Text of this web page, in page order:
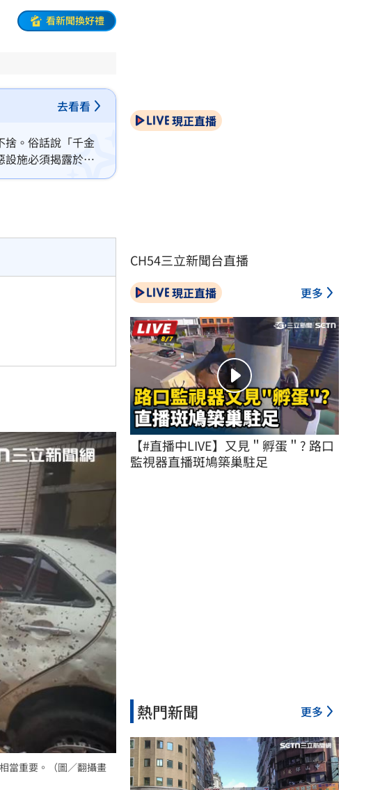
看新聞換好禮
去看看
捨。俗話說「千金
設施必須揭露於不
留意，輕則影響居
當重要。（圖／翻攝畫
現正直播
CH54三立新聞台直播
現正直播 更多
【#直播中LIVE】又見＂孵蛋＂? 路口
監視器直播斑鳩築巢駐足
熱門新聞 更多